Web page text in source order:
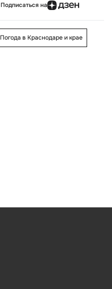
Подписаться на
Погода в Краснодаре и крае